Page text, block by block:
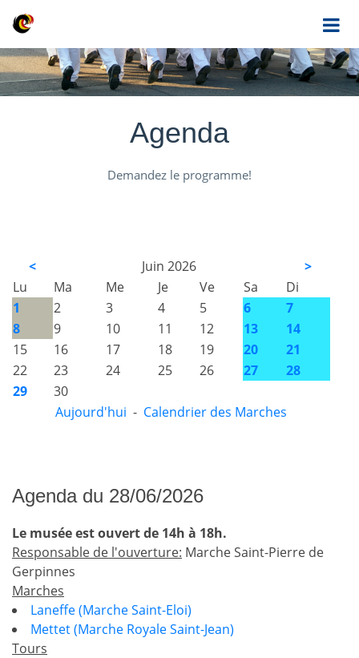
Agenda
Demandez le programme!
< Juin 2026
>
Lu
Ma Me Je Ve Sa
Di
1
2 3 4 5 6
7
8
9 10 11 12 13
14
15
16 17 18 19 20
21
22
23 24 25 26 27
28
29
30
Aujourd'hui - Calendrier des Marches
Agenda du 28/06/2026
Le musée est ouvert de 14h à 18h.
Responsable de l'ouverture: Marche Saint-Pierre de
Gerpinnes
Marches
Laneffe (Marche Saint-Eloi)
Mettet (Marche Royale Saint-Jean)
Tours